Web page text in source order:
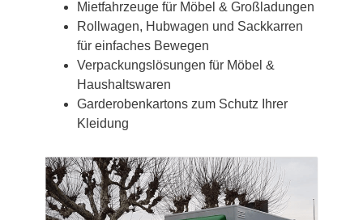
Mietfahrzeuge für Möbel & Großladungen
Rollwagen, Hubwagen und Sackkarren
für einfaches Bewegen
Verpackungslösungen für Möbel &
Haushaltswaren
Garderobenkartons zum Schutz Ihrer
Kleidung